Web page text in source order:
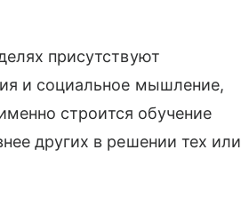
присутствуют
и социальное мышление,
строится обучение
других в решении тех или